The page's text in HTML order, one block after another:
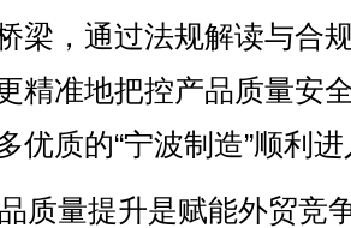
梁，通过法规解读与合
精准地把控产品质量安
优质的“宁波制造”顺利
质量提升是赋能外贸竞